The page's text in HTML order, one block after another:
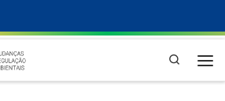
Pesquisa